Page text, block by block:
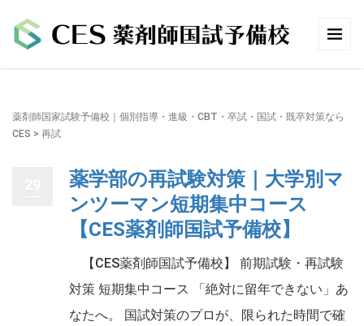
薬剤師国家試験予備校｜個別指導・進級・CBT・卒試・国試・既卒対策なら
CES > 再試
薬学部の再試験対策｜大学別マ
ンツーマン短期集中コース
【CES薬剤師国試予備校】
【CES薬剤師国試予備校】 前期試験・再試験
対策 短期集中コース 「絶対に留年できない」あ
なたへ。 国試対策のプロが、限られた時間で確